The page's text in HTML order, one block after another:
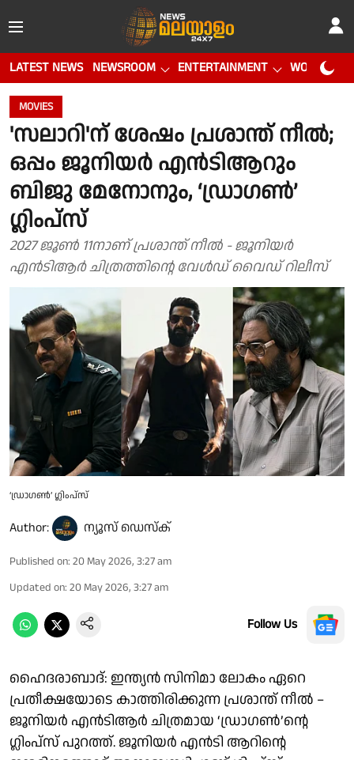
LATEST NEWS NEWSROOM ENTERTAINMENT WORLD CUP
MOVIES
'സലാറി'ന് ശേഷം പ്രശാന്ത് നീൽ;
ഒപ്പം ജൂനിയർ എൻടിആറും
ബിജു മേനോനും, ‘ഡ്രാഗൺ’
ഗ്ലിംപ്‌സ്
2027 ജൂൺ 11നാണ് പ്രശാന്ത് നീൽ - ജൂനിയർ
എൻടിആർ ചിത്രത്തിന്റെ വേൾഡ് വൈഡ് റിലീസ്‌
‘ഡ്രാഗൺ’ ഗ്ലിംപ്‌സ്
Author: ന്യൂസ് ഡെസ്ക്
Published on: 20 May 2026, 3:27 am
Updated on: 20 May 2026, 3:27 am
Follow Us
ഹൈദരാബാദ്: ഇന്ത്യൻ സിനിമാ ലോകം ഏറെ
പ്രതീക്ഷയോടെ കാത്തിരിക്കുന്ന പ്രശാന്ത് നീൽ –
ജൂനിയർ എൻടിആർ ചിത്രമായ ‘ഡ്രാഗൺ’ന്റെ
ഗ്ലിംപ്‌സ് പുറത്ത്. ജൂനിയർ എൻടി ആറിന്റെ